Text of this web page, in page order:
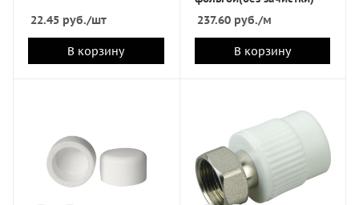
22.45 руб./шт
В корзину
237.60руб./м
В корзину